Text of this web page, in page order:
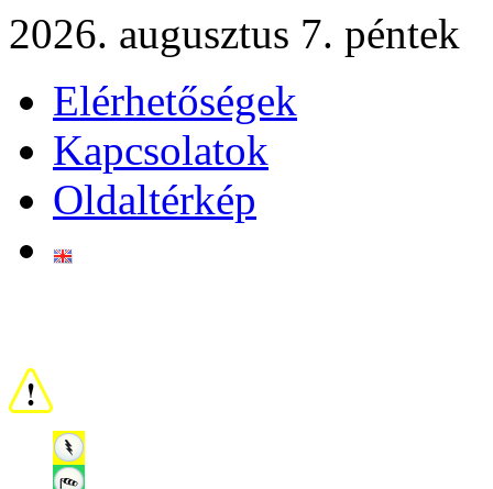
2026. augusztus 7. péntek
Elérhetőségek
Kapcsolatok
Oldaltérkép